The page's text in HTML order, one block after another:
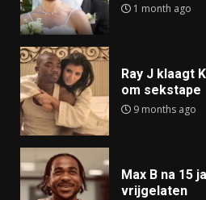
1 month ago
Ray J klaagt
om sekstape
9 months ago
Max B na 15
vrijgelaten